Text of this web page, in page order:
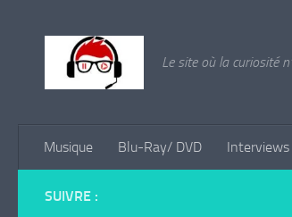
Le site où la curiosité
Musique Blu-Ray/ DVD Interviews
SUIVRE :